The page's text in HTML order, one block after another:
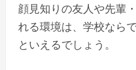
顔見知りの友人や先輩
れる環境は、学校なら
といえるでしょう。